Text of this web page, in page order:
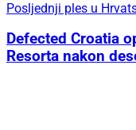
Posljednji ples u
Defected Croatia
Resorta nakon